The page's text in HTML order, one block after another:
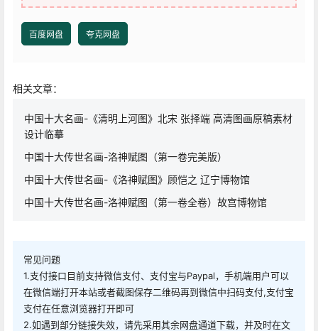
百度网盘 夸克网盘
相关文章：
中国十大名画-《清明上河图》北宋 张择端 高清图画原稿素材
设计临摹
中国十大传世名画-洛神赋图（第一卷完美版）
中国十大传世名画-《洛神赋图》顾恺之 辽宁博物馆
中国十大传世名画-洛神赋图（第一卷全卷）故宫博物馆
常见问题
1.支付接口目前支持微信支付、支付宝与Paypal，手机端用户可以
在微信端打开本站或者截图保存二维码再到微信中扫码支付,支付宝
支付在任意浏览器打开即可
2.如遇到部分链接失效，请先采用其余网盘通道下载，并及时在文